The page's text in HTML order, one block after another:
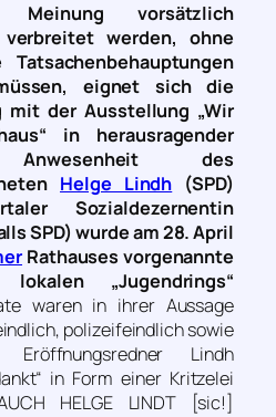
Meinung vorsätzlich
werden, ohne
eignet sich die
mit der Ausstellung „Wir
in herausragender
des
Helge Lindh (SPD)
Sozialdezernentin
SPD) wurde am 28. April
Rathauses vorgenannte
„Jugendrings“
waren in ihrer Aussage
polizeifeindlich sowie
Eröffnungsredner Lindh
in Form einer Kritzelei
HELGE LINDT [sic!]